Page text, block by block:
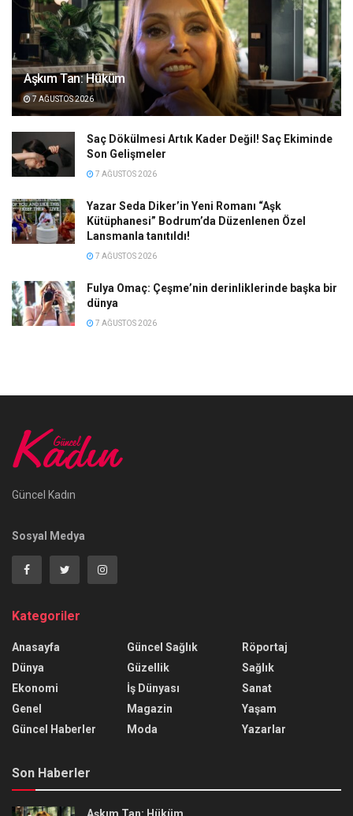
Aşkım Tan: Hüküm
7 AĞUSTOS 2026
Saç Dökülmesi Artık Kader Değil! Saç Ekiminde
Son Gelişmeler
7 AĞUSTOS 2026
Yazar Seda Diker’in Yeni Romanı “Aşk
Kütüphanesi” Bodrum’da Düzenlenen Özel
Lansmanla tanıtıldı!
7 AĞUSTOS 2026
Fulya Omaç: Çeşme’nin derinliklerinde başka bir
dünya
7 AĞUSTOS 2026
Güncel Kadın
Sosyal Medya
Kategoriler
Anasayfa
Dünya
Ekonomi
Genel
Güncel Haberler
Güncel Sağlık
Güzellik
İş Dünyası
Magazin
Moda
Röportaj
Sağlık
Sanat
Yaşam
Yazarlar
Son Haberler
Aşkım Tan: Hüküm